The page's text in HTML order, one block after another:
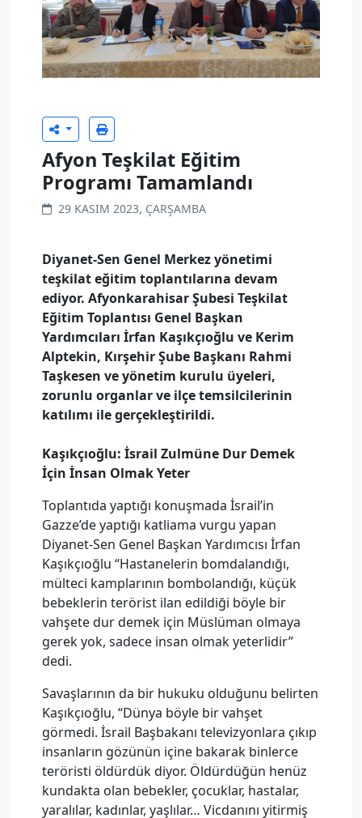
Afyon Teşkilat Eğitim
Programı Tamamlandı
29 KASIM 2023, ÇARŞAMBA
Diyanet-Sen Genel Merkez yönetimi
teşkilat eğitim toplantılarına devam
ediyor. Afyonkarahisar Şubesi Teşkilat
Eğitim Toplantısı Genel Başkan
Yardımcıları İrfan Kaşıkçıoğlu ve Kerim
Alptekin, Kırşehir Şube Başkanı Rahmi
Taşkesen ve yönetim kurulu üyeleri,
zorunlu organlar ve ilçe temsilcilerinin
katılımı ile gerçekleştirildi.
Kaşıkçıoğlu: İsrail Zulmüne Dur Demek
İçin İnsan Olmak Yeter
Toplantıda yaptığı konuşmada İsrail’in
Gazze’de yaptığı katliama vurgu yapan
Diyanet-Sen Genel Başkan Yardımcısı İrfan
Kaşıkçıoğlu “Hastanelerin bomdalandığı,
mülteci kamplarının bombolandığı, küçük
bebeklerin terörist ilan edildiği böyle bir
vahşete dur demek için Müslüman olmaya
gerek yok, sadece insan olmak yeterlidir”
dedi.
Savaşlarının da bir hukuku olduğunu belirten
Kaşıkçıoğlu, “Dünya böyle bir vahşet
görmedi. İsrail Başbakanı televizyonlara çıkıp
insanların gözünün içine bakarak binlerce
teröristi öldürdük diyor. Öldürdüğün henüz
kundakta olan bebekler, çocuklar, hastalar,
yaralılar, kadınlar, yaşlılar… Vicdanını yitirmiş